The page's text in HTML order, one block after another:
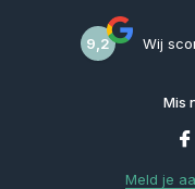
9,2 Wij
Mis
Meld je